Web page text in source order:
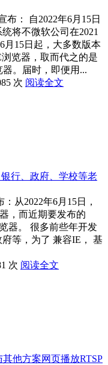
布： 自2022年6月15日
将不微软公司在2021
月15日起，大多数版本
览器，取而代之的是
。届时，即便用...
次 阅读全文
行、政府、学校等老
从2022年6月15日，
，而近期要发布的
器。 很多前些年开发
等，为了 兼容IE， 基
次 阅读全文
他方案网页播放RTSP